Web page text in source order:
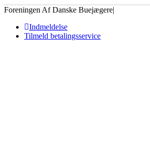
Foreningen Af Danske Buejægere|
Indmeldelse
Tilmeld betalingsservice